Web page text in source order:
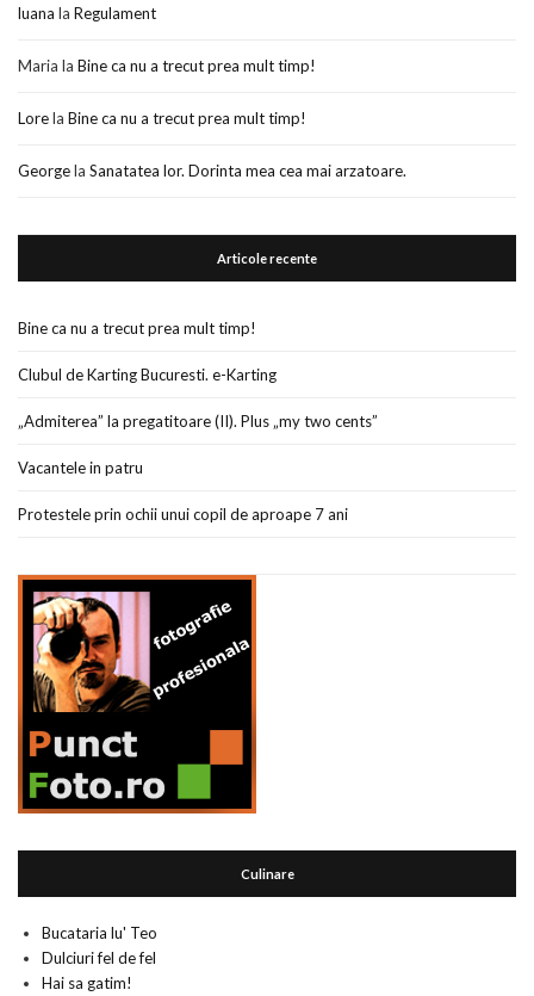
luana la Regulament
Maria la Bine ca nu a trecut prea mult timp!
Lorela Bine ca nu a trecut prea mult timp!
Georgela Sanatatea lor. Dorinta mea cea mai arzatoare.
Articole recente
Bine ca nu a trecut prea mult timp!
Clubul de Karting Bucuresti. e-Karting
„Admiterea” la pregatitoare (II). Plus „my two cents”
Vacantele in patru
Protestele prin ochii unui copil de aproape 7 ani
Culinare
Bucataria lu' Teo
Dulciuri fel de fel
Hai sa gatim!